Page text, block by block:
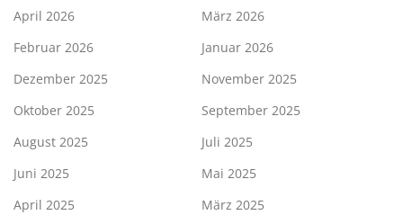
April 2026
März 2026
Februar 2026
Januar 2026
Dezember 2025
November 2025
Oktober 2025
September 2025
August 2025
Juli 2025
Juni 2025
Mai 2025
April 2025
März 2025